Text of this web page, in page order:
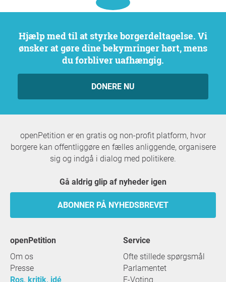
Hjælp med til at styrke borgerdeltagelse. Vi
ønsker at gøre dine bekymringer hørt, mens
du forbliver uafhængig.
DONERE NU
openPetition er en gratis og non-profit platform, hvor
borgere kan offentliggøre en fælles anliggende, organisere
sig og indgå i dialog med politikere.
Gå aldrig glip af nyheder igen
ABONNER PÅ NYHEDSBREVET
openPetition
Om os
Presse
Ros, kritik, idé
service
Ofte stillede spørgsmål
Parlamentet
E-Voting